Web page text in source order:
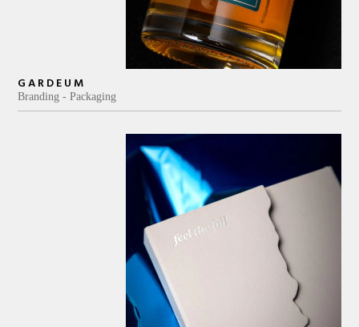
GARDEUM
Branding Packaging